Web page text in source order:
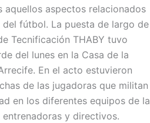
aquellos aspectos relacionados
del fútbol. La puesta de largo de
Tecnificación THABY tuvo
del lunes en la Casa de la
En el acto estuvieron
de las jugadoras que militan
en los diferentes equipos de la
entrenadoras y directivos.